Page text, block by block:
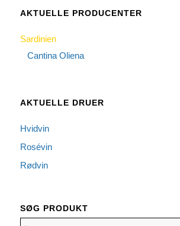
AKTUELLE PRODUCENTER
Sardinien
Cantina Oliena
AKTUELLE DRUER
Hvidvin
Rosévin
Rødvin
SØG PRODUKT